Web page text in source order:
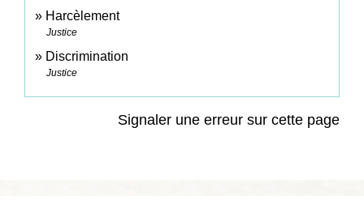
Harcèlement
Justice
Discrimination
Justice
Signaler une erreur sur cette page